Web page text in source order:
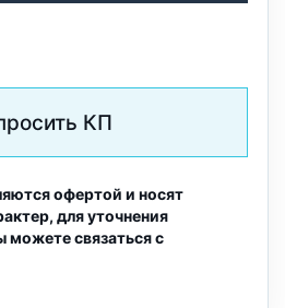
КП
офертой и носят
для уточнения
можете связаться с